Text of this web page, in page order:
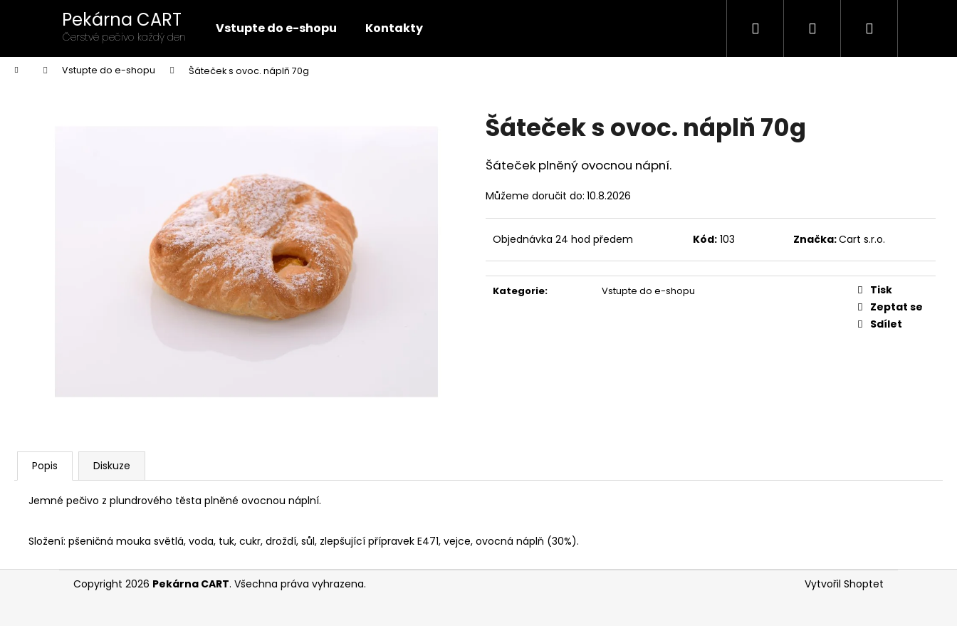
Pekárna CART
Čerstvé pečivo každý den
Vstupte do e-shopu Kontakty Hledat PřihlášeníNákupní
Domů Vstupte do e-shopu Šáteček s ovoc. náplň 70g
Šáteček s ovoc. náplň 70g
Šáteček plněný ovocnou nápní.
Můžeme doručit do: 10.8.2026
Objednávka 24 hod předem Kód: 103 Značka:Cart s.r.o.
Kategorie: Vstupte do e-shopu
Tisk
Zeptat se
Sdílet
Popis Diskuze
Jemné pečivo z plundrového těsta plněné ovocnou náplní.
Složení: pšeničná mouka světlá, voda, tuk, cukr, droždí, sůl, zlepšující přípravek E471, vejce, ovocná náplň (30%).
í
Zpět
do
obchodu
Zpět
do
obchodu
HLEDAT
Z Vytvořil Shoptet
Copyright 2026 Pekárna CART. Všechna práva vyhrazena.